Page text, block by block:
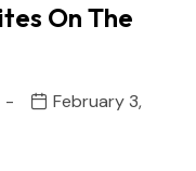
On The
February 3,